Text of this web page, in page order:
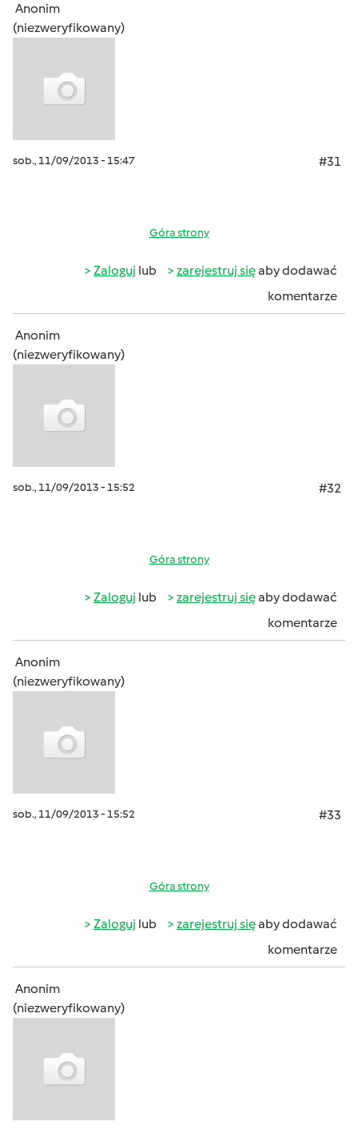
Anonim
(niezweryfikowany)
sob., 11/09/2013 - 15:47 #31
Góra strony
Zaloguj lub zarejestruj sięaby dodawać
komentarze
Anonim
(niezweryfikowany)
sob., 11/09/2013 - 15:52 #32
Góra strony
Zaloguj lub zarejestruj sięaby dodawać
komentarze
Anonim
(niezweryfikowany)
sob., 11/09/2013 - 15:52 #33
Góra strony
Zaloguj lub zarejestruj sięaby dodawać
komentarze
Anonim
(niezweryfikowany)